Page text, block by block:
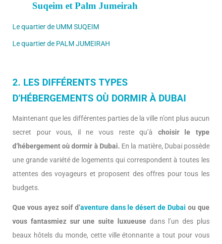
Suqeim et Palm Jumeirah
Le quartier de UMM SUQEIM
Le quartier de PALM JUMEIRAH
2. LES DIFFÉRENTS TYPES
D’HÉBERGEMENTS OÙ DORMIR À DUBAI
Maintenant que les différentes parties de la ville n’ont plus aucun
secret pour vous, il ne vous reste qu’à choisir le type
d’hébergement où dormir à Dubai. En la matière, Dubai possède
une grande variété de logements qui correspondent à toutes les
attentes des voyageurs et proposent des offres pour tous les
budgets.
Que vous ayez soif d’aventure dans le désert de Dubai ou que
vous fantasmiez sur une suite luxueusedans l’un des plus
beaux hôtels du monde, cette ville étonnante a tout pour vous